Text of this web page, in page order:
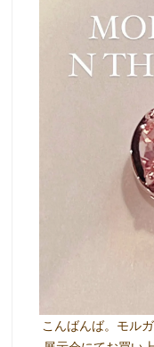
こんばんば。モル